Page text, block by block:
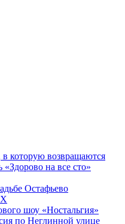
которую возвращаются
на все сто»
Остафьево
шоу «Ностальгия»
по Неглинной улице